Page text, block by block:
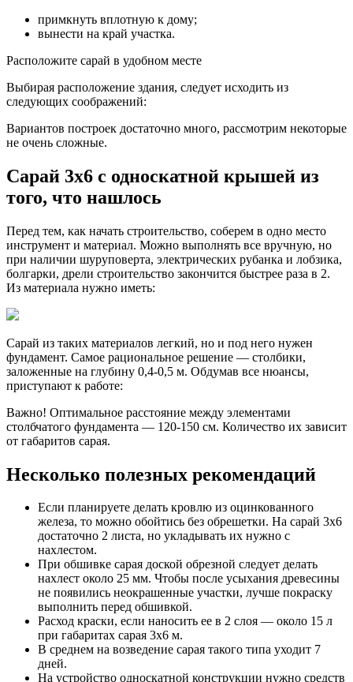
примкнуть вплотную к дому;
вынести на край участка.
Расположите сарай в удобном месте
Выбирая расположение здания, следует исходить из
следующих соображений:
Вариантов построек достаточно много, рассмотрим некоторые
не очень сложные.
Сарай 3х6 с односкатной крышей из
того, что нашлось
Перед тем, как начать строительство, соберем в одно место
инструмент и материал. Можно выполнять все вручную, но
при наличии шуруповерта, электрических рубанка и лобзика,
болгарки, дрели строительство закончится быстрее раза в 2.
Из материала нужно иметь:
Сарай из таких материалов легкий, но и под него нужен
фундамент. Самое рациональное решение — столбики,
заложенные на глубину 0,4-0,5 м. Обдумав все нюансы,
приступают к работе:
Важно! Оптимальное расстояние между элементами
столбчатого фундамента — 120-150 см. Количество их зависит
от габаритов сарая.
Несколько полезных рекомендаций
Если планируете делать кровлю из оцинкованного
железа, то можно обойтись без обрешетки. На сарай 3х6
достаточно 2 листа, но укладывать их нужно с
нахлестом.
При обшивке сарая доской обрезной следует делать
нахлест около 25 мм. Чтобы после усыхания древесины
не появились неокрашенные участки, лучше покраску
выполнить перед обшивкой.
Расход краски, если наносить ее в 2 слоя — около 15 л
при габаритах сарая 3х6 м.
В среднем на возведение сарая такого типа уходит 7
дней.
На устройство односкатной конструкции нужно средств